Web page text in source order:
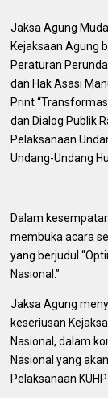
Jaksa Agung
Kejaksaan Agung
Peraturan
dan Hak Asasi
Print
dan Dialog Publik
Pelaksanaan
Undang-Undang
Dalam
membuka acara
yang berjudul
Nasional.”
Jaksa Agung
keseriusan
Nasional, dalam
Nasional yang
Pelaksanaan